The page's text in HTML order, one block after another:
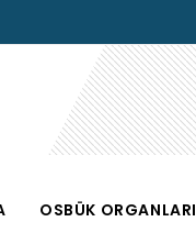
OSBÜK ORGANLARI